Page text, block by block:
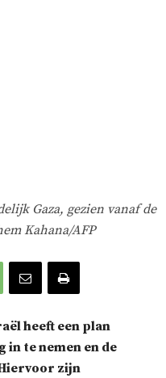
Gaza, gezien vanaf de
Kahana/AFP
heeft een plan
in te nemen en de
zijn